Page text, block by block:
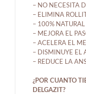
– NO NECESITA
– ELIMINA
– 100% NATURAL
– MEJORA EL
– ACELERA EL
– DISMINUYE EL
– REDUCE LA
¿POR CUANTO
DELGAZIT?